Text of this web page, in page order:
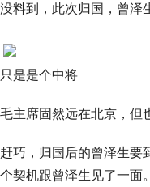
没料到，此次归国，曾泽
只是是个中将
毛主席固然远在北京，但
赶巧，归国后的曾泽生要
个契机跟曾泽生见了一面。